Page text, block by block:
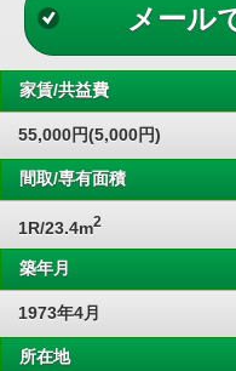
メール
家賃/共益費
55,000円(5,000円)
間取/専有面積
1R/23.4m2
築年月
1973年4月
所在地